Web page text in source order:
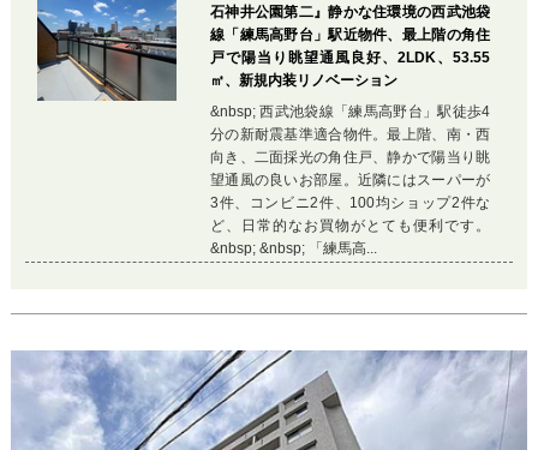
石神井公園第二』静かな住環境の西武池袋
線「練馬高野台」駅近物件、最上階の角住
戸で陽当り眺望通風良好、2LDK、53.55
㎡、新規内装リノベーション
&nbsp; 西武池袋線「練馬高野台」駅徒歩4
分の新耐震基準適合物件。最上階、南・西
向き、二面採光の角住戸、静かで陽当り眺
望通風の良いお部屋。近隣にはスーパーが
3件、コンビニ2件、100均ショップ2件な
ど、日常的なお買物がとても便利です。
&nbsp; &nbsp; 「練馬高...